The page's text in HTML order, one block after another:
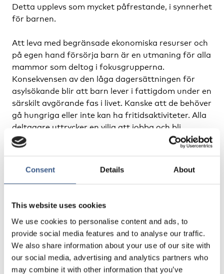
Consent Details About
This website uses cookies
We use cookies to personalise content and ads, to
provide social media features and to analyse our traffic.
We also share information about your use of our site with
our social media, advertising and analytics partners who
may combine it with other information that you’ve
Detta upplevs som mycket påfrestande, i synnerhet
för barnen.
Att leva med begränsade ekonomiska resurser och
på egen hand försörja barn är en utmaning för alla
mammor som deltog i fokusgrupperna.
Konsekvensen av den låga dagersättningen för
asylsökande blir att barn lever i fattigdom under en
särskilt avgörande fas i livet. Kanske att de behöver
gå hungriga eller inte kan ha fritidsaktiviteter. Alla
deltagare uttrycker en vilja att jobba och bli
självförsörjande. Oregelbundna arbetstider och
svårigheter med barnomsorg lyfts dock som ett
arbetsmarknaden.
gruppträffarna erbjuder som en livlina. Dels för att
de kan stötta varandra och få en möjlighet att
tänka på annat än personliga problem, dels för att
de får göra roliga saker tillsammans med sina
barn.